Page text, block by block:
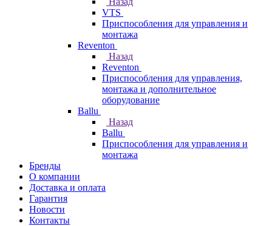
VTS
Приспособления для управления и
монтажа
Reventon
Назад
Reventon
Приспособления для управления,
монтажа и дополнительное
оборудование
Ballu
Назад
Ballu
Приспособления для управления и
монтажа
Бренды
О компании
Доставка и оплата
Гарантия
Новости
Контакты